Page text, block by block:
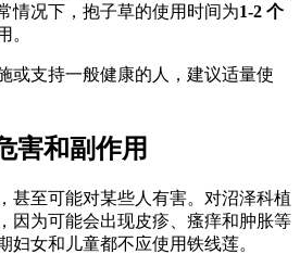
情况下，抱子草的使用时间为1-2 个
。
或支持一般健康的人，建议适量使
害和副作用
甚至可能对某些人有害。对沼泽科植
因为可能会出现皮疹、瘙痒和肿胀等
妇女和儿童都不应使用铁线莲。